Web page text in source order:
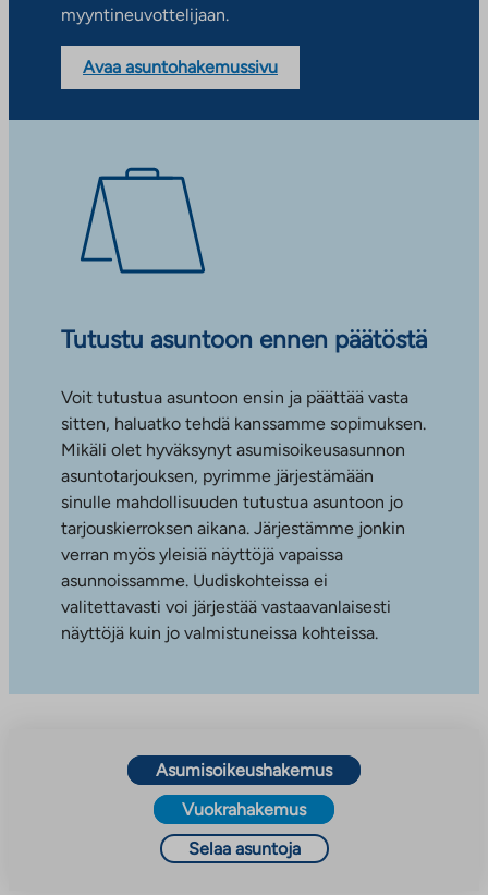
myyntineuvottelijaan.
Avaa asuntohakemussivu
Tutustu asuntoon ennen päätöstä
Voit tutustua asuntoon ensin ja päättää vasta
sitten, haluatko tehdä kanssamme sopimuksen.
Mikäli olet hyväksynyt asumisoikeusasunnon
asuntotarjouksen, pyrimme järjestämään
sinulle mahdollisuuden tutustua asuntoon jo
tarjouskierroksen aikana. Järjestämme jonkin
verran myös yleisiä näyttöjä vapaissa
asunnoissamme. Uudiskohteissa ei
valitettavasti voi järjestää vastaavanlaisesti
näyttöjä kuin jo valmistuneissa kohteissa.
Asumisoikeushakemus
Vuokrahakemus
Selaa asuntoja